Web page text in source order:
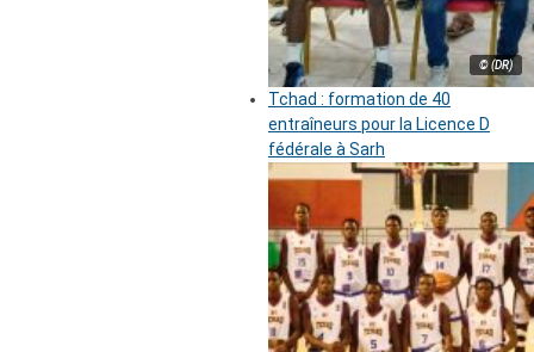
© (DR)
Tchad : formation de 40
entraîneurs pour la Licence D
fédérale à Sarh